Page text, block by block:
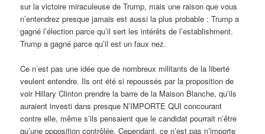
sur la victoire miraculeuse de Trump, mais une raison que vous
n’entendrez presque jamais est aussi la plus probable : Trump a
gagné l’élection parce qu’il sert les intérêts de l’establishment.
Trump a gagné parce qu’il est un faux nez.
Ce n’est pas une idée que de nombreux militants de la liberté
veulent entendre. Ils ont été si repoussés par la proposition de
voir Hillary Clinton prendre la barre de la Maison Blanche, qu’ils
auraient investi dans presque N’IMPORTE QUI concourant
contre elle, même s’ils pensaient que le candidat pourrait n’être
qu’une opposition contrôlée. Cependant, ce n’est pas n’importe